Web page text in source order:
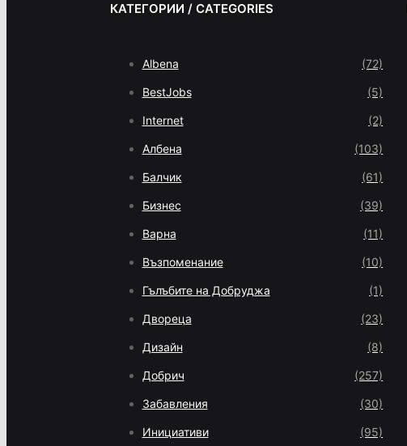
КАТЕГОРИИ / CATEGORIES
Albena (72)
BestJobs (5)
Internet (2)
Албена (103)
Балчик (61)
Бизнес (39)
Варна (11)
Възпоменание (10)
Гълъбите на Добруджа (1)
Двореца (23)
Дизайн (8)
Добрич (257)
Забавления (30)
Инициативи (95)